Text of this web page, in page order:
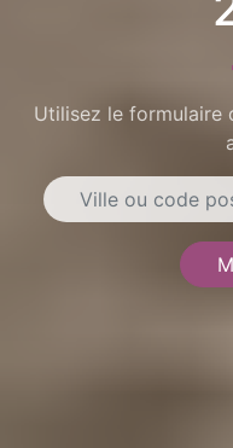
Utilisez le formulaire